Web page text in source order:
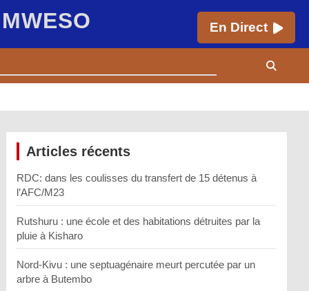
En Direct
Articles récents
RDC: dans les coulisses du transfert de 15 détenus à
l’AFC/M23
Rutshuru : une école et des habitations détruites par la
pluie à Kisharo
Nord-Kivu : une septuagénaire meurt percutée par un
arbre à Butembo